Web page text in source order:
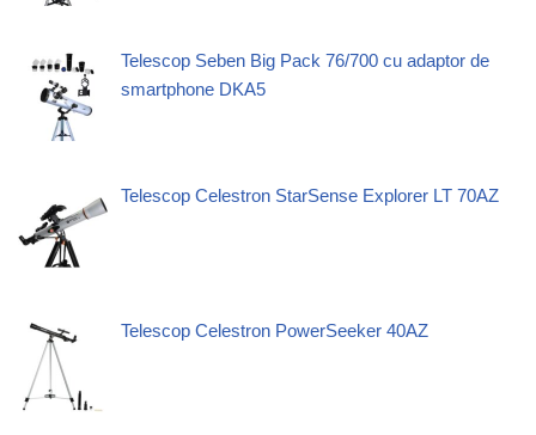
Telescop Seben Big Pack 76/700 cu adaptor de
smartphone DKA5
Telescop Celestron StarSense Explorer LT 70AZ
Telescop Celestron PowerSeeker 40AZ